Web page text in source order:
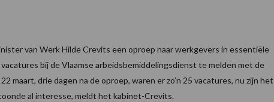
van Werk Hilde Crevits een oproep naar werkgevers in essentiële
bij de Vlaamse arbeidsbemiddelingsdienst te melden met de
maart, drie dagen na de oproep, waren er zo’n 25 vacatures, nu zijn het
al interesse, meldt het kabinet-Crevits.